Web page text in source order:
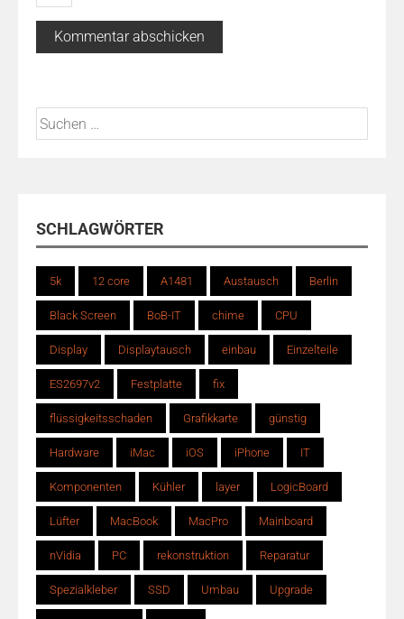
Suchen
nach:
SCHLAGWÖRTER
5k 12 core A1481 Austausch Berlin
Black Screen BoB-IT chime CPU
Display Displaytausch einbau Einzelteile
ES2697v2 Festplatte fix
flüssigkeitsschaden Grafikkarte günstig
Hardware iMac iOS iPhone IT
Komponenten Kühler layer LogicBoard
Lüfter MacBook MacPro Mainboard
nVidia PC rekonstruktion Reparatur
Spezialkleber SSD Umbau Upgrade